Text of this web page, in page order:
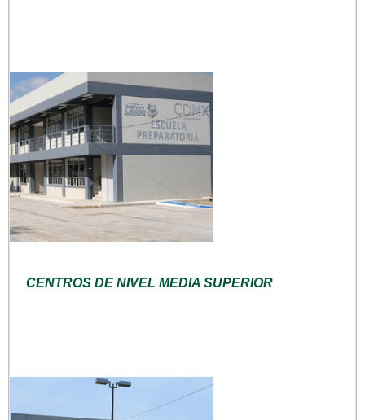
CENTROS DE NIVEL MEDIA SUPERIOR